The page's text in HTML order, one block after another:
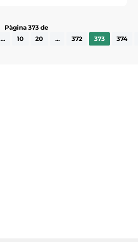
Pàgina 373 de
... 10 20 ... 372 373 374